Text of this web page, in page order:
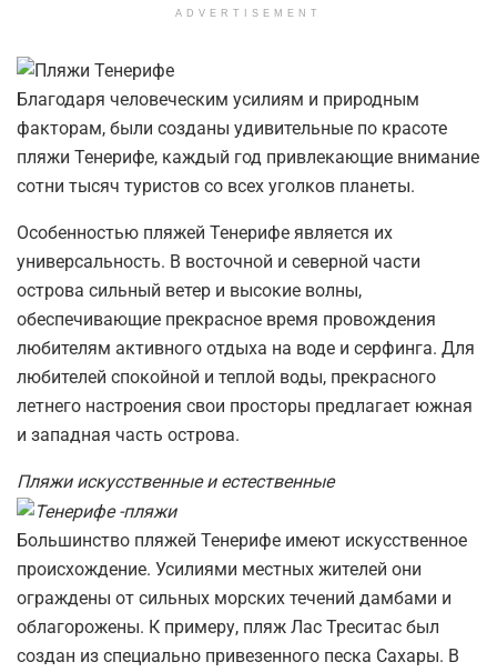
ADVERTISEMENT
Благодаря человеческим усилиям и природным
факторам, были созданы удивительные по красоте
пляжи Тенерифе, каждый год привлекающие внимание
сотни тысяч туристов со всех уголков планеты.
Особенностью пляжей Тенерифе является их
универсальность. В восточной и северной части
острова сильный ветер и высокие волны,
обеспечивающие прекрасное время провождения
любителям активного отдыха на воде и серфинга. Для
любителей спокойной и теплой воды, прекрасного
летнего настроения свои просторы предлагает южная
и западная часть острова.
Пляжи искусственные и естественные
Большинство пляжей Тенерифе имеют искусственное
происхождение. Усилиями местных жителей они
ограждены от сильных морских течений дамбами и
облагорожены. К примеру, пляж Лас Треситас был
создан из специально привезенного песка Сахары. В